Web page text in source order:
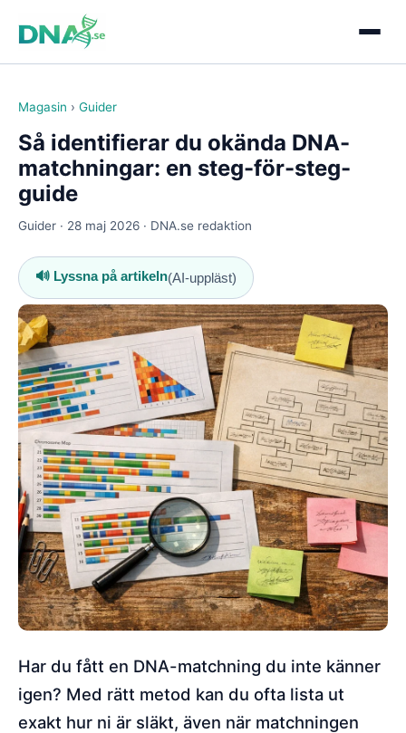
Magasin › Guider
Så identifierar du okända DNA-
matchningar: en steg-för-steg-
guide
Guider · 28 maj 2026 · DNA.se redaktion
🔊 Lyssna på artikeln(AI-uppläst)
Har du fått en DNA-matchning du inte känner
igen? Med rätt metod kan du ofta lista ut
exakt hur ni är släkt, även när matchningen